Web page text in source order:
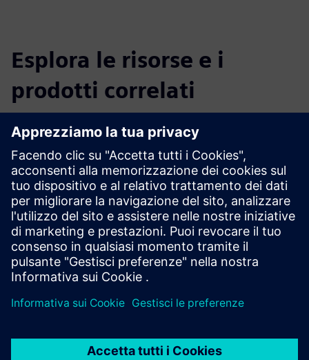
Esplora le risorse e i
prodotti correlati
Informazioni e risorse aggiuntive
Sistema di infrastruttura HL-X-LAB™
Sito web HL-X-LAB™
Prerequisiti
3,2 metri di altezza della stanza